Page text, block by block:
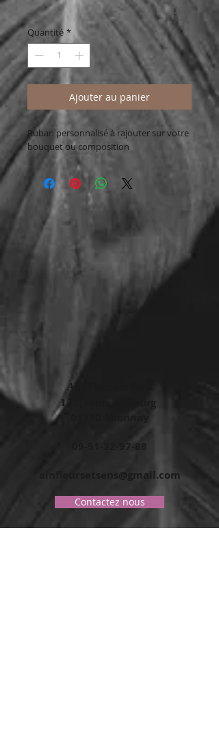
0/40
Quantité *
Ajouter au panier
Ruban personnalisé à rajouter sur votre
bouquet ou composition
Ain Fleurs et Sens
127, route de Bourg
09-51-32-97-88
ainfleursetsens@gmail.com
Contactez nous